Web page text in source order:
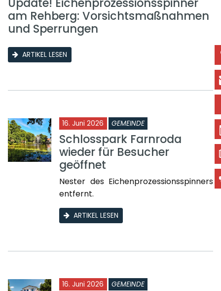
am Rehberg: Vorsichtsmaßnahmen
und Sperrungen
ARTIKEL LESEN
16. Juni 2026 GEMEINDE
Schlosspark Farnroda
wieder für Besucher
geöffnet
Nester des Eichenprozessionsspinners
entfernt.
ARTIKEL LESEN
16. Juni 2026 GEMEINDE